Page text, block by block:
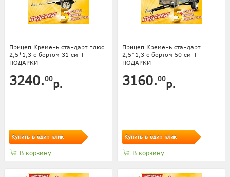
Прицеп Кремень стандарт плюс
2,5*1,3 с бортом 31 см +
ПОДАРКИ
3240.00р.
Купить в один клик
В корзину
Прицеп Кремень стандарт
2,5*1,3 с бортом 50 см +
ПОДАРКИ
3160.00р.
Купить в один клик
В корзину